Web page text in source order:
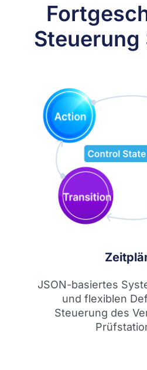
Steuerung
JSON-basiertes
und flexiblen
Steuerung des